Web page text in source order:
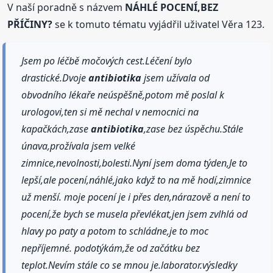
V naší poradně s názvem NÁHLÉ POCENÍ,BEZ
PŘÍČINY?se k tomuto tématu vyjádřil uživatel Věra 123.
Jsem po léčbě močových cest.Léčení bylo
drastické.Dvojeantibiotikajsem užívala od
obvodního lékaře neúspěšně,potom mě poslal k
urologovi,ten si mě nechal v nemocnici na
kapačkách,zaseantibiotika,zase bez úspěchu.Stále
únava,prožívala jsem velké
zimnice,nevolnosti,bolesti.Nyní jsem doma týden,Je to
lepší,ale pocení,náhlé,jako když to na mě hodí,zimnice
už menší. moje pocení je i přes den,nárazově a není to
pocení,že bych se musela převlékat,jen jsem zvlhlá od
hlavy po paty a potom to schládne,je to moc
nepříjemné. podotýkám,že od začátku bez
teplot.Nevím stále co se mnou je.laborator.výsledky